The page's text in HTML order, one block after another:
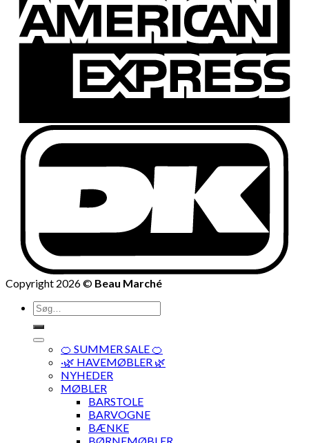
Copyright 2026 © Beau Marché
Søg
efter:
🍊 SUMMER SALE 🍊
·🌿 HAVEMØBLER 🌿
NYHEDER
MØBLER
BARSTOLE
BARVOGNE
BÆNKE